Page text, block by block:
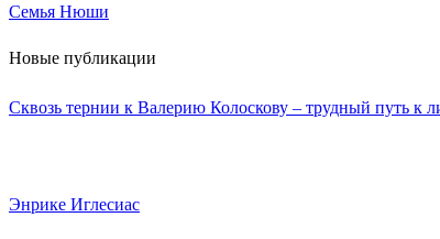
Семья Нюши
Новые публикации
Сквозь тернии к Валерию Колоскову – трудный путь к
Энрике Иглесиас